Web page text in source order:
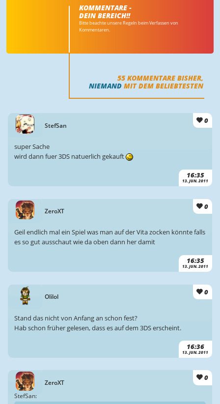
KOMMENTARE -
DEIN BEREICH!!
Bitte beachte unsere Regeln beim Verfassen von
Kommentaren.
55 KOMMENTARE BISHER,
NIEMAND MIT DEM BELIEBTESTEN
StefSan
0
16:35
13. JUN. 2011
super Sache
wird dann fuer 3DS natuerlich gekauft
ZeroXT
0
16:35
13. JUN. 2011
Geil endlich mal ein Spiel was man auf der Vita zocken könnte falls
es so gut ausschaut wie da oben dann her damit
Olilol
0
16:36
13. JUN. 2011
Stand das nicht von Anfang an schon fest?
Hab schon früher gelesen, dass es auf dem 3DS erscheint.
ZeroXT
0
StefSan: